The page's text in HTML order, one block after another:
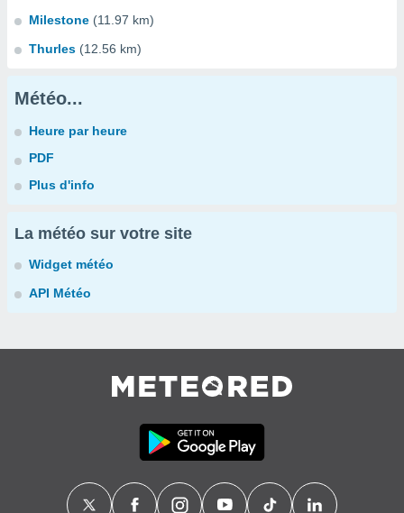
Milestone (11.97 km)
Thurles (12.56 km)
Météo...
Heure par heure
PDF
Plus d'info
La météo sur votre site
Widget météo
API Météo